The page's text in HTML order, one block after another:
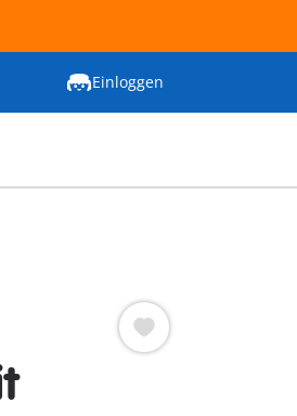
Einloggen